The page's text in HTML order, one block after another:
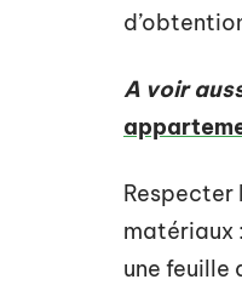
A voir
Respecter
matériaux
une feuille